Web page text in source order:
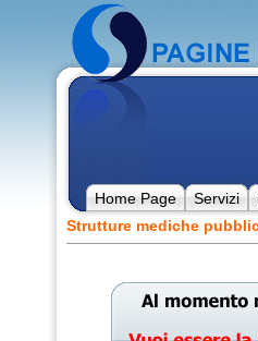
Home Page Servizi
Strutture mediche